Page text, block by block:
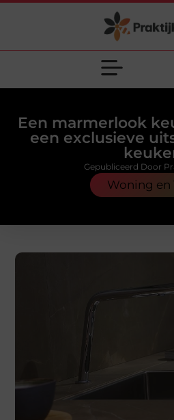
Een marmerlook
een exclusieve
Woning en
Gepubliceerd Door